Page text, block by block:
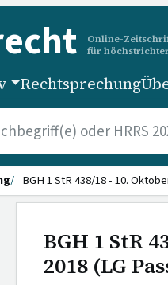
Online-
für
Rechtsprechung
BGH 1 StR 438/18 - 10.
BGH 1 StR
2018 (LG